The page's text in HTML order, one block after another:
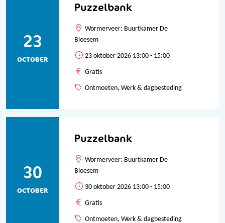
Puzzelbank
23
OCTOBER
Wormerveer: Buurtkamer De
Bloesem
23 oktober 2026 13:00 - 15:00
Gratis
Ontmoeten, Werk & dagbesteding
Puzzelbank
30
OCTOBER
Wormerveer: Buurtkamer De
Bloesem
30 oktober 2026 13:00 - 15:00
Gratis
Ontmoeten, Werk & dagbesteding